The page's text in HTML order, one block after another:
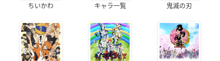
ちいかわ キャラ一覧 鬼滅の刃